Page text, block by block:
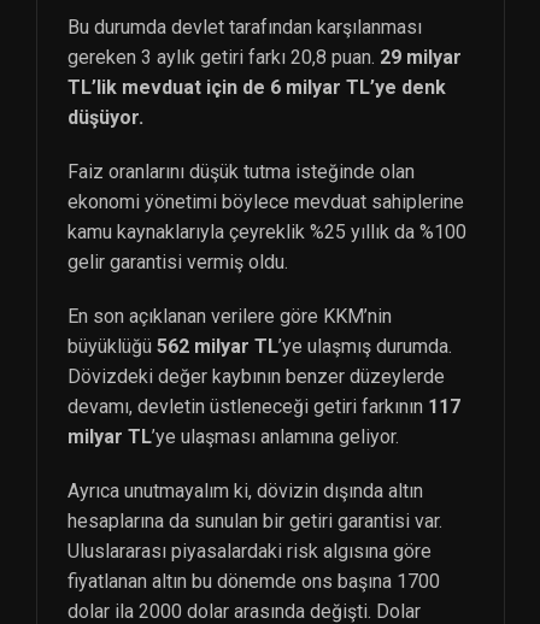
Bu durumda devlet tarafından karşılanması
gereken 3 aylık getiri farkı 20,8 puan. 29 milyar
TL’lik mevduat için de 6 milyar TL’ye denk
düşüyor.
Faiz oranlarını düşük tutma isteğinde olan
ekonomi yönetimi böylece mevduat sahiplerine
kamu kaynaklarıyla çeyreklik %25 yıllık da %100
gelir garantisi vermiş oldu.
En son açıklanan verilere göre KKM’nin
büyüklüğü 562 milyar TL’ye ulaşmış durumda.
Dövizdeki değer kaybının benzer düzeylerde
devamı, devletin üstleneceği getiri farkının 117
milyar TL’ye ulaşması anlamına geliyor.
Ayrıca unutmayalım ki, dövizin dışında altın
hesaplarına da sunulan bir getiri garantisi var.
Uluslararası piyasalardaki risk algısına göre
fiyatlanan altın bu dönemde ons başına 1700
dolar ila 2000 dolar arasında değişti. Dolar